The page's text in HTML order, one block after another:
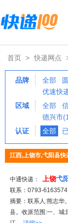
首页 > 快递网点
品牌 全部
优速快
区域
全部
德兴市
认证
全部
江西,上饶市,弋阳县快
中通快递： 上饶弋
联系：0793-6163574
摘要：联系人:熊志华
县。收派范围:一、城